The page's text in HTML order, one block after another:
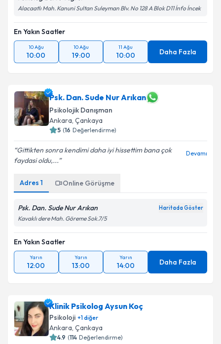
Alacaatlı Mah. Kanuni Sultan Suleyman Blv. No 128 A Blok D11 İnfo İncek
En Yakın Saatler
10 Ağu
10:00
10 Ağu
19:00
11 Ağu
10:00 Daha Fazla
Psk. Dan. Sude Nur Arıkan
Psikolojik Danışman
Ankara, Çankaya
5 (16 Değerlendirme)
Gittikten sonra kendimi daha iyi hissettim bana çok
faydasi oldu,...
Devamı
Adres 1 Online Görüşme
Psk. Dan. Sude Nur Arıkan Haritada Göster
Kavaklı dere Mah. Göreme Sok.7/5
En Yakın Saatler
Yarın
12:00
Yarın
13:00
Yarın
14:00 Daha Fazla
Klinik Psikolog Aysun Koç
Psikoloji +1diğer
Ankara, Çankaya
4.9 (114 Değerlendirme)